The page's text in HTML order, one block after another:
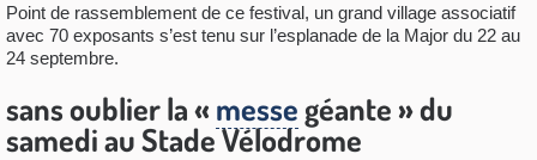
Point de rassemblement de ce festival, un grand village associatif
avec 70 exposants s’est tenu sur l’esplanade de la Major du 22 au
24 septembre.
sans oublier la « messe géante » du
samedi au Stade Vélodrome